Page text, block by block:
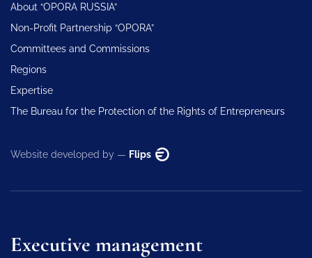
About “OPORA RUSSIA”
Non-Profit Partnership “OPORA”
Committees and Commissions
Regions
Expertise
The Bureau for the Protection of the Rights of Entrepreneurs
Website developed by — Flips
Executive management